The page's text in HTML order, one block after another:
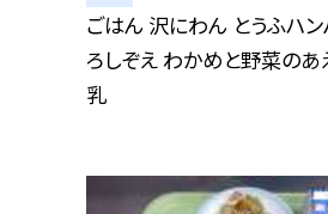
ごはん 沢にわん とうふハ
ろしぞえ わかめと野菜のあ
乳